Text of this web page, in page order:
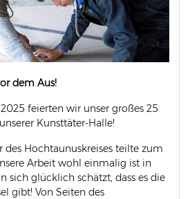
dem Aus!
feierten wir unser großes 25
Kunsttäter-Halle!
des Hochtaunuskreises teilte zum
Arbeit wohl einmalig ist in
sich glücklich schätzt, dass es die
gibt! Von Seiten des